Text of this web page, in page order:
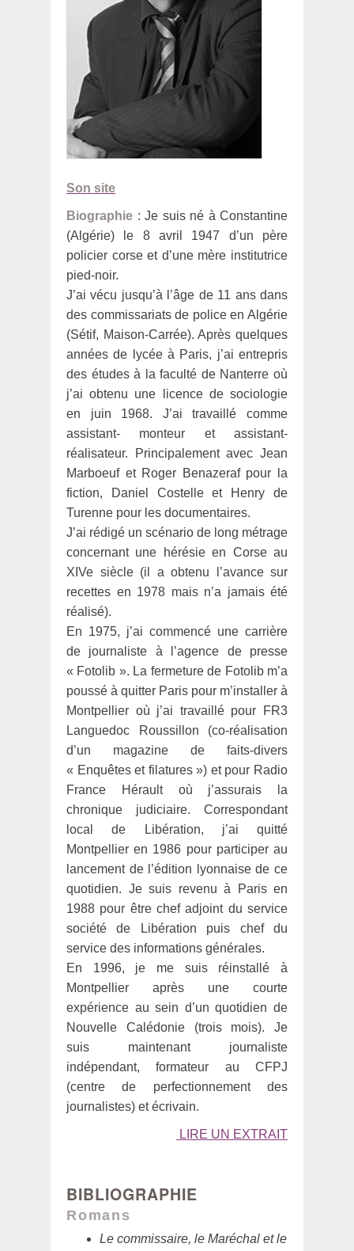
Son site
Biographie : Je suis né à Constantine
(Algérie) le 8 avril 1947 d’un père
policier corse et d’une mère institutrice
pied-noir.
J’ai vécu jusqu’à l’âge de 11 ans dans
des commissariats de police en Algérie
(Sétif, Maison-Carrée). Après quelques
années de lycée à Paris, j’ai entrepris
des études à la faculté de Nanterre où
j’ai obtenu une licence de sociologie
en juin 1968. J’ai travaillé comme
assistant- monteur et assistant-
réalisateur. Principalement avec Jean
Marboeuf et Roger Benazeraf pour la
fiction, Daniel Costelle et Henry de
Turenne pour les documentaires.
J’ai rédigé un scénario de long métrage
concernant une hérésie en Corse au
XIVe siècle (il a obtenu l’avance sur
recettes en 1978 mais n’a jamais été
réalisé).
En 1975, j’ai commencé une carrière
de journaliste à l’agence de presse
« Fotolib ». La fermeture de Fotolib m’a
poussé à quitter Paris pour m’installer à
Montpellier où j’ai travaillé pour FR3
Languedoc Roussillon (co-réalisation
d’un magazine de faits-divers
« Enquêtes et filatures ») et pour Radio
France Hérault où j’assurais la
chronique judiciaire. Correspondant
local de Libération, j’ai quitté
Montpellier en 1986 pour participer au
lancement de l’édition lyonnaise de ce
quotidien. Je suis revenu à Paris en
1988 pour être chef adjoint du service
société de Libération puis chef du
service des informations générales.
En 1996, je me suis réinstallé à
Montpellier après une courte
expérience au sein d’un quotidien de
Nouvelle Calédonie (trois mois). Je
suis maintenant journaliste
indépendant, formateur au CFPJ
(centre de perfectionnement des
journalistes) et écrivain.
LIRE UN EXTRAIT
BIBLIOGRAPHIE
Romans
Le commissaire, le Maréchal et le